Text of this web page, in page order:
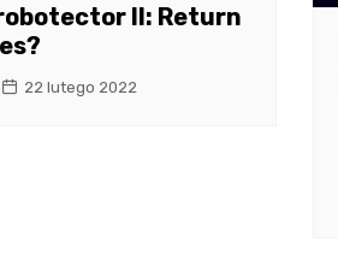
II: Return
22 lutego 2022